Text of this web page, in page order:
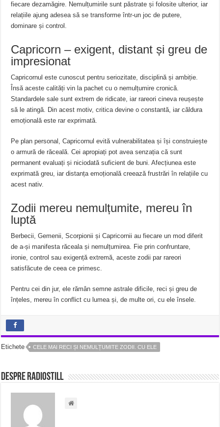
fiecare dezamăgire. Nemulțumirile sunt păstrate și folosite ulterior, iar
relațiile ajung adesea să se transforme într-un joc de putere,
dominare și control.
Capricorn – exigent, distant și greu de
impresionat
Capricornul este cunoscut pentru seriozitate, disciplină și ambiție.
Însă aceste calități vin la pachet cu o nemulțumire cronică.
Standardele sale sunt extrem de ridicate, iar rareori cineva reușește
să le atingă. Din acest motiv, critica devine o constantă, iar căldura
emoțională este rar exprimată.
Pe plan personal, Capricornul evită vulnerabilitatea și își construiește
o armură de răceală. Cei apropiați pot avea senzația că sunt
permanent evaluați și niciodată suficient de buni. Afecțiunea este
exprimată greu, iar distanța emoțională creează frustrări în relațiile cu
acest nativ.
Zodii mereu nemulțumite, mereu în
luptă
Berbecii, Gemenii, Scorpionii și Capricornii au fiecare un mod diferit
de a-și manifesta răceala și nemulțumirea. Fie prin confruntare,
ironie, control sau exigență extremă, aceste zodii par rareori
satisfăcute de ceea ce primesc.
Pentru cei din jur, ele rămân semne astrale dificile, reci și greu de
înțeles, mereu în conflict cu lumea și, de multe ori, cu ele însele.
Etichete CELE MAI RECI ȘI NEMULȚUMITE ZODII. CU ELE
Despre radiostill